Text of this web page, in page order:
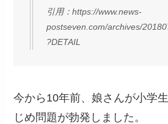
引用：https://www.news-
postseven.com/archives/
?DETAIL
今から10年前、娘さんが小学
じめ問題が勃発しました。